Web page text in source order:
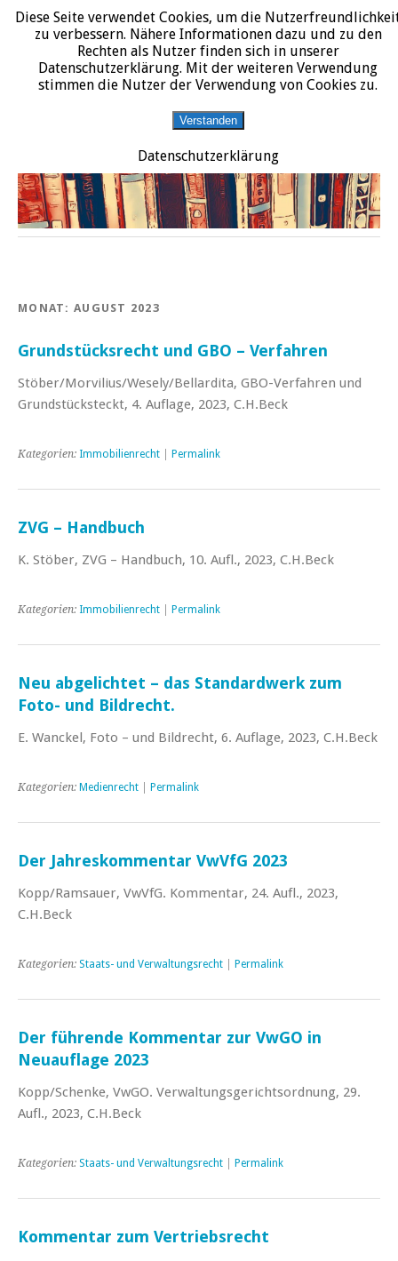
START DATENSCHUTZERKLÄRUNG IMPRESSUM ÜBER JURALIT
JURALIT
Rezensionen juristischer Literatur
MONAT: AUGUST 2023
Grundstücksrecht und GBO – Verfahren
Stöber/Morvilius/Wesely/Bellardita, GBO-Verfahren und
Grundstücksteckt, 4. Auflage, 2023, C.H.Beck
Kategorien: Immobilienrecht Permalink
ZVG – Handbuch
K. Stöber, ZVG – Handbuch, 10. Aufl., 2023, C.H.Beck
Kategorien: Immobilienrecht Permalink
Neu abgelichtet – das Standardwerk zum
Foto- und Bildrecht.
E. Wanckel, Foto – und Bildrecht, 6. Auflage, 2023, C.H.Beck
Kategorien: Medienrecht Permalink
Der Jahreskommentar VwVfG 2023
Kopp/Ramsauer, VwVfG. Kommentar, 24. Aufl., 2023,
C.H.Beck
Kategorien: Staats- und Verwaltungsrecht Permalink
Der führende Kommentar zur VwGO in
Neuauflage 2023
Kopp/Schenke, VwGO. Verwaltungsgerichtsordnung, 29.
Aufl., 2023, C.H.Beck
Kategorien: Staats- und Verwaltungsrecht Permalink
Kommentar zum Vertriebsrecht
Diese Seite verwendet Cookies, um die
zu verbessern. Nähere Informationen dazu und zu den
Rechten als Nutzer finden sich in unserer
Datenschutzerklärung. Mit der weiteren Verwendung
stimmen die Nutzer der Verwendung von Cookies zu.
Verstanden
Datenschutzerklärung